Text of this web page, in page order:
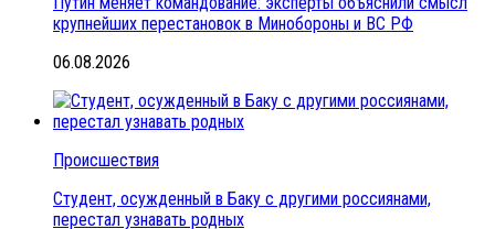
крупнейших перестановок в Минобороны и ВС РФ
06.08.2026
Происшествия
Студент, осужденный в Баку с другими россиянами,
перестал узнавать родных